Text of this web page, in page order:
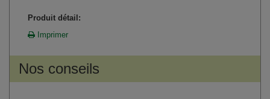
Produit détail:
Imprimer
Nos conseils